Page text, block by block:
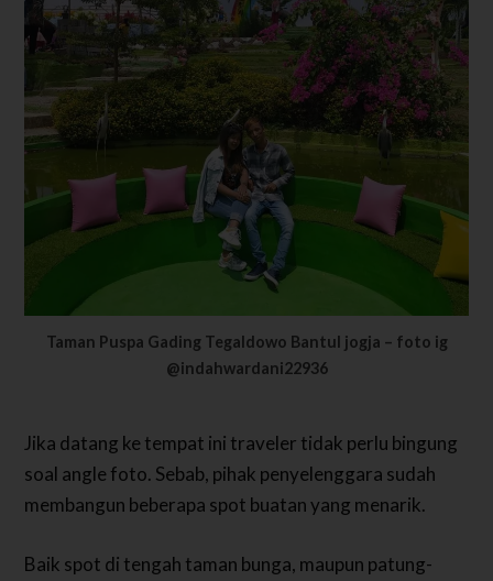
Taman Puspa Gading Tegaldowo Bantul jogja – foto ig
@indahwardani22936
Jika datang ke tempat ini traveler tidak perlu bingung
soal angle foto. Sebab, pihak penyelenggara sudah
membangun beberapa spot buatan yang menarik.
Baik spot di tengah taman bunga, maupun patung-